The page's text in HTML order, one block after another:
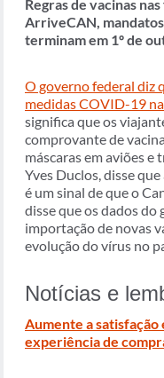
Regras de vacinas
ArriveCAN,
terminam em 1º de
O governo federal diz
medidas COVID-19
significa que os
comprovante de
máscaras em aviões e
Yves Duclos, disse
é um sinal de que o
disse que os dados do
importação de novas
evolução do vírus no
Notícias e
Aumente a satisfação
experiência de